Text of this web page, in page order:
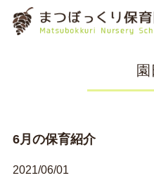
6月の保育紹介
2021/06/01